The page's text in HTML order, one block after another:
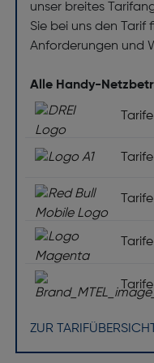
unser breites
Sie bei uns den Tarif
Anforderungen und
Alle Handy-
ZUR TARIFÜBERSICHT